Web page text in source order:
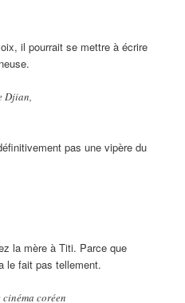
il pourrait se mettre à écrire
Djian,
pas une vipère du
la mère à Titi. Parce que
le fait pas tellement.
coréen